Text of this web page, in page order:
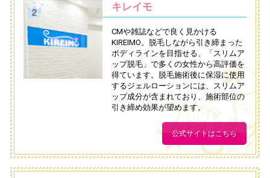
キレイモ
CMや雑誌などで良く見かける
KIREIMO。脱毛しながら引き締まった
ボディラインを目指せる、「スリムア
ップ脱毛」で多くの女性から高評価を
得ています。脱毛施術後に保湿に使用
するジェルローションには、スリムア
ップ成分が含まれており、施術部位の
引き締め効果が望めます。
公式サイトはこちら